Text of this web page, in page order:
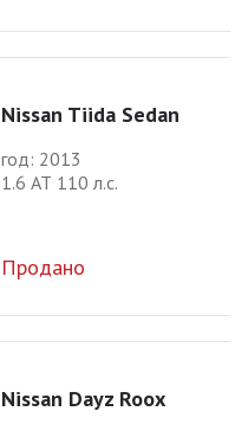
Nissan Tiida Sedan
год: 2013
1.6 АТ 110 л.с.
Продано
Nissan Dayz Roox